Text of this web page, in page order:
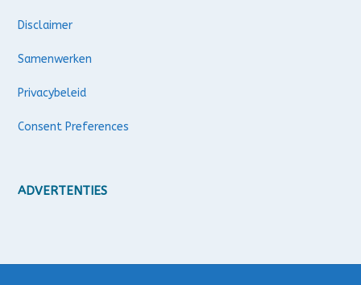
Disclaimer
Samenwerken
Privacybeleid
Consent Preferences
ADVERTENTIES